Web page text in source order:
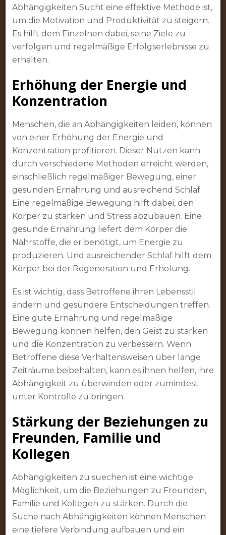
Abhängigkeiten Sucht eine effektive Methode ist,
um die Motivation und Produktivität zu steigern.
Es hilft dem Einzelnen dabei, seine Ziele zu
verfolgen und regelmäßige Erfolgserlebnisse zu
erhalten.
Erhöhung der Energie und
Konzentration
Menschen, die an Abhängigkeiten leiden, können
von einer Erhöhung der Energie und
Konzentration profitieren. Dieser Nutzen kann
durch verschiedene Methoden erreicht werden,
einschließlich regelmäßiger Bewegung, einer
gesunden Ernährung und ausreichend Schlaf.
Eine regelmäßige Bewegung hilft dabei, den
Körper zu stärken und Stress abzubauen. Eine
gesunde Ernährung liefert dem Körper die
Nährstoffe, die er benötigt, um Energie zu
produzieren. Und ausreichender Schlaf hilft dem
Körper bei der Regeneration und Erholung.
Es ist wichtig, dass Betroffene ihren Lebensstil
ändern und gesündere Entscheidungen treffen.
Eine gute Ernährung und regelmäßige
Bewegung können helfen, den Geist zu stärken
und die Konzentration zu verbessern. Wenn
Betroffene diese Verhaltensweisen über lange
Zeiträume beibehalten, kann es ihnen helfen, ihre
Abhängigkeit zu überwinden oder zumindest
unter Kontrolle zu bringen.
Stärkung der Beziehungen zu
Freunden, Familie und
Kollegen
Abhängigkeiten zu suechen ist eine wichtige
Möglichkeit, um die Beziehungen zu Freunden,
Familie und Kollegen zu stärken. Durch die
Suche nach Abhängigkeiten können Menschen
eine tiefere Verbindung aufbauen und ein